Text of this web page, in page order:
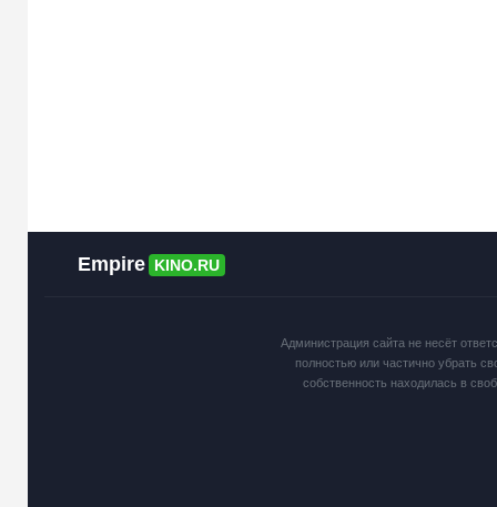
Empire KINO.RU
Администрация сайта не несёт
полностью или частично убрать
собственность находилась в